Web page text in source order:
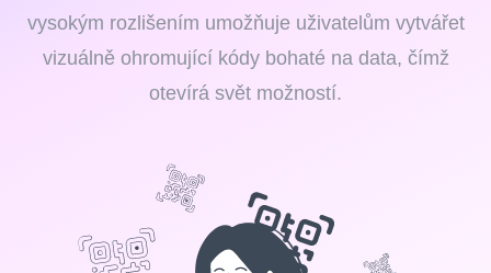
vysokým rozlišením umožňuje uživatelům vytvářet
vizuálně ohromující kódy bohaté na data, čímž
otevírá svět možností.